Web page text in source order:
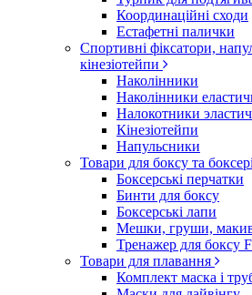
Координаційні сходи
Естафетні палички
Спортивні фіксатори,
кінезіотейпи
Наколінники
Наколінники
Налокотники
Кінезіотейпи
Напульсники
Товари для боксу та
Боксерські перчатки
Бинти для боксу
Боксерські лапи
Мешки, груши,
Тренажер для боксу
Товари для плавання
Комплект маска і